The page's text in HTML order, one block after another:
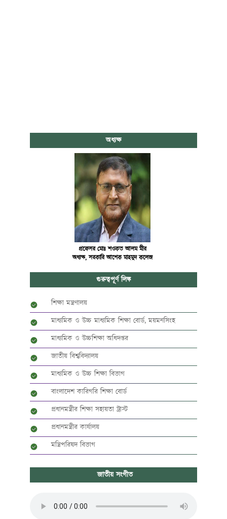
অধ্যক্ষ
প্রফেসর মোঃ শওকত আলম মীর
অধ্যক্ষ, সরকারি আশেক মাহমুদ কলেজ
গুরুত্বপূর্ণ লিঙ্ক
শিক্ষা মন্ত্রণালয়
মাধ্যমিক ও উচ্চ মাধ্যমিক শিক্ষা বোর্ড, ময়মনসিংহ
মাধ্যমিক ও উচ্চশিক্ষা অধিদপ্তর
জাতীয় বিশ্ববিদ্যালয়
মাধ্যমিক ও উচ্চ শিক্ষা বিভাগ
বাংলাদেশ কারিগরি শিক্ষা বোর্ড
প্রধানমন্ত্রীর শিক্ষা সহায়তা ট্রাস্ট
প্রধানমন্ত্রীর কার্যালয়
মন্ত্রিপরিষদ বিভাগ
জাতীয় সংগীত